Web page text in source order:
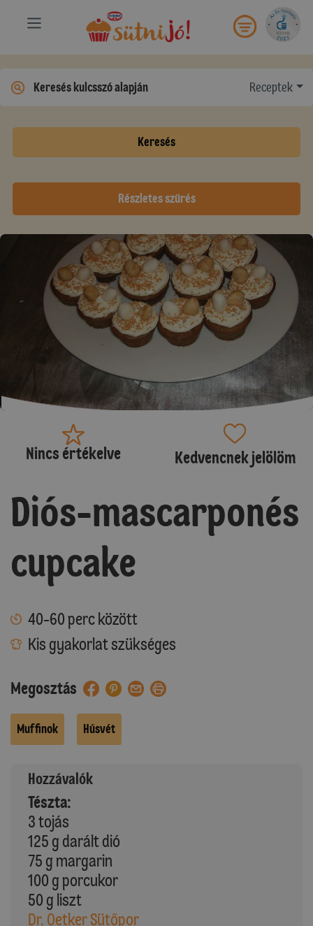
Receptek
Keresés
Részletes szűrés
Nincs értékelve Kedvencnek jelölöm
Diós-mascarponés
cupcake
40-60 perc között
Kis gyakorlat szükséges
Megosztás
Muffinok Húsvét
Hozzávalók
Tészta:
3 tojás
125 g darált dió
75 g margarin
100 g porcukor
50 g liszt
Dr. Oetker Sütőpor